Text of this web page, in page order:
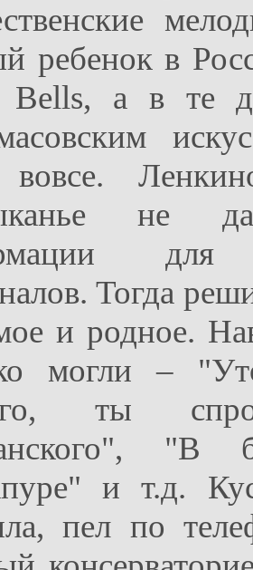
ребенок в
Bells, а в те
не
для
Тогда
и родное.
могли –
ты
"В
и т.д.
пел по